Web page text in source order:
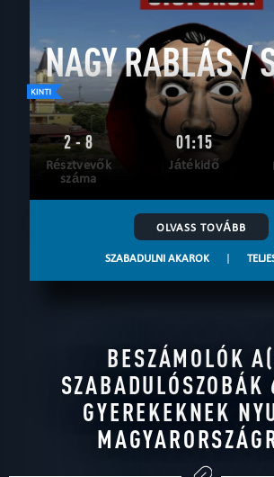
NAGY RABLÁS /
2 - 8
Résztvevők
száma
01:15
Játékidő
OLVASS TOVÁBB
SZABADULNI AKAROK |
BESZÁMOLÓK
SZABADULÓSZOBÁK
GYEREKEKNEK